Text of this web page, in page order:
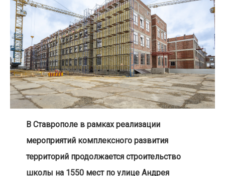
В Ставрополе в рамках реализации
мероприятий комплексного развития
территорий продолжается строительство
школы на 1550 мест по улице Андрея